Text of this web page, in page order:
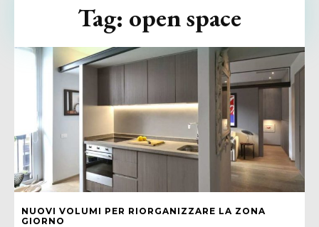
NUOVI VOLUMI PER RIORGANIZZARE LA ZONA
GIORNO
Tag: open space